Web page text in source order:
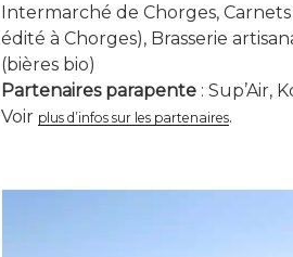
Intermarché de Chorges,
édité à Chorges), Brasserie
(bières bio)
Partenaires parapente : Sup’Air,
Voir plus d’infos sur les partenaires.